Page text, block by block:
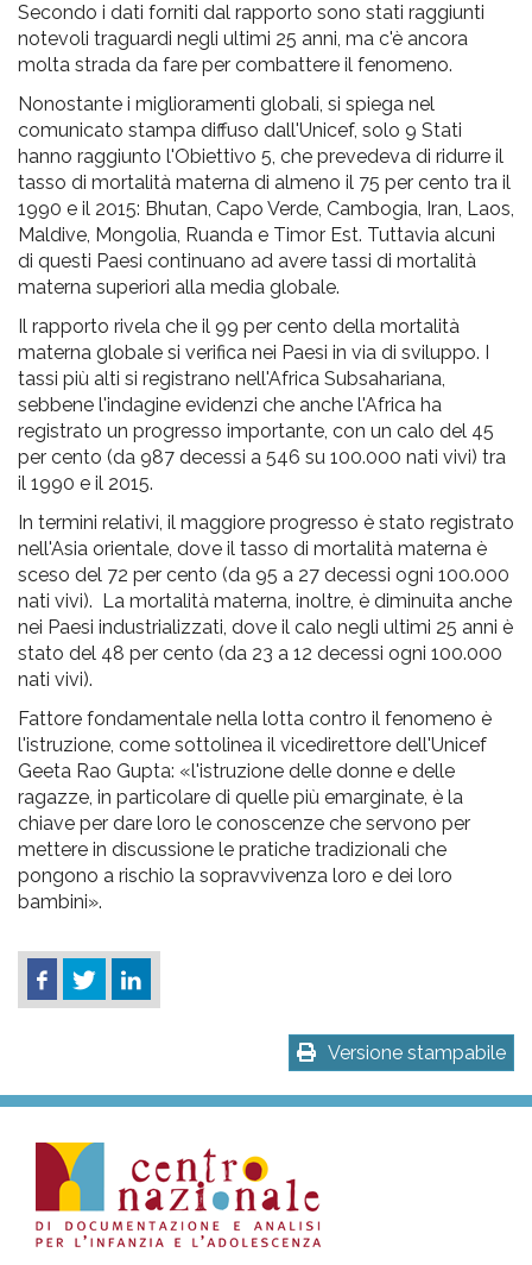
Secondo i dati forniti dal rapporto sono stati raggiunti
notevoli traguardi negli ultimi 25 anni, ma c'è ancora
molta strada da fare per combattere il fenomeno.
Nonostante i miglioramenti globali, si spiega nel
comunicato stampa diffuso dall'Unicef, solo 9 Stati
hanno raggiunto l'Obiettivo 5, che prevedeva di ridurre il
tasso di mortalità materna di almeno il 75 per cento tra il
1990 e il 2015: Bhutan, Capo Verde, Cambogia, Iran, Laos,
Maldive, Mongolia, Ruanda e Timor Est. Tuttavia alcuni
di questi Paesi continuano ad avere tassi di mortalità
materna superiori alla media globale.
Il rapporto rivela che il 99 per cento della mortalità
materna globale si verifica nei Paesi in via di sviluppo. I
tassi più alti si registrano nell'Africa Subsahariana,
sebbene l'indagine evidenzi che anche l'Africa ha
registrato un progresso importante, con un calo del 45
per cento (da 987 decessi a 546 su 100.000 nati vivi) tra
il 1990 e il 2015.
In termini relativi, il maggiore progresso è stato registrato
nell'Asia orientale, dove il tasso di mortalità materna è
sceso del 72 per cento (da 95 a 27 decessi ogni 100.000
nati vivi). La mortalità materna, inoltre, è diminuita anche
nei Paesi industrializzati, dove il calo negli ultimi 25 anni è
stato del 48 per cento (da 23 a 12 decessi ogni 100.000
nati vivi).
Fattore fondamentale nella lotta contro il fenomeno è
l'istruzione, come sottolinea il vicedirettore dell'Unicef
Geeta Rao Gupta: «l'istruzione delle donne e delle
ragazze, in particolare di quelle più emarginate, è la
chiave per dare loro le conoscenze che servono per
mettere in discussione le pratiche tradizionali che
pongono a rischio la sopravvivenza loro e dei loro
bambini».
Versione stampabile